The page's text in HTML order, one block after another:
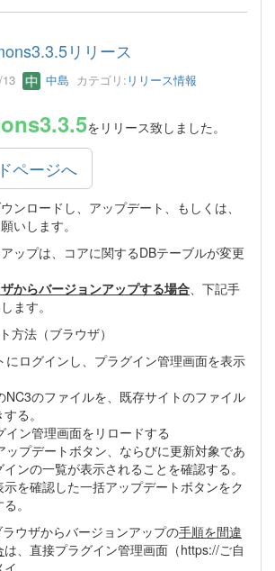
リリース
中島 カテゴリ: リリース情報
をリリース致しました。
ページへ
ンロードし、アップデート、もしくは、
いします。
ップは、コアに関するDBテーブルが変更
からバージョンアップする場合、下記手
ます。
方法（ブラウザ）
にログインし、プラグイン管理画面を表示
NC3のファイルを、既存サイトのファイル
る。
イン管理画面をリロードする
ップデートボタン、ならびに更新対象であ
ンの一覧が表示されることを確認する。
を確認した一括アップデートボタンをク
。
ウザからバージョンアップの手順を間違
は、直接プラグイン管理画面（https://ご自